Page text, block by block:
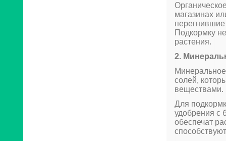
магазинах
перегнившие
Подкормку
растения.
2.
солей,
веществами.
Для
удобрения с
обеспечат